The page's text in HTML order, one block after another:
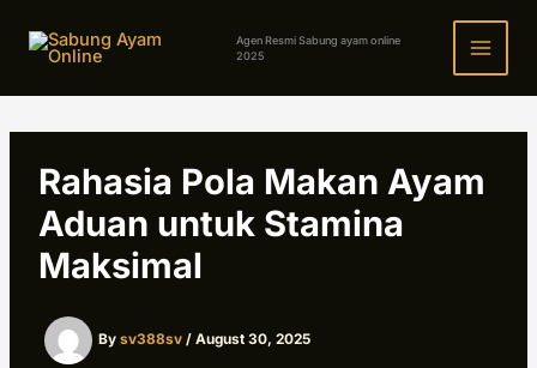
Agen Resmi Sabung ayam online
2025
Rahasia Pola Makan Ayam
Aduan untuk Stamina
Maksimal
By sv388sv / August 30, 2025